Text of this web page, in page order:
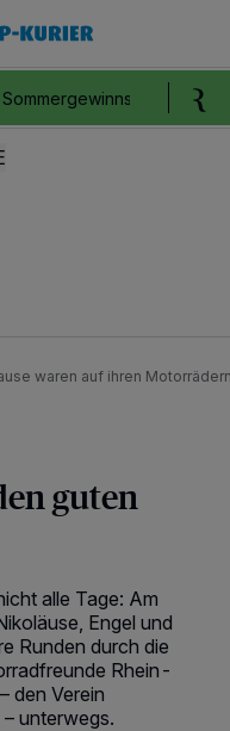
Sommergewinnspiel
waren auf ihren
guten
alle Tage: Am
Engel und
Runden durch die
Rhein-
den Verein
unterwegs.